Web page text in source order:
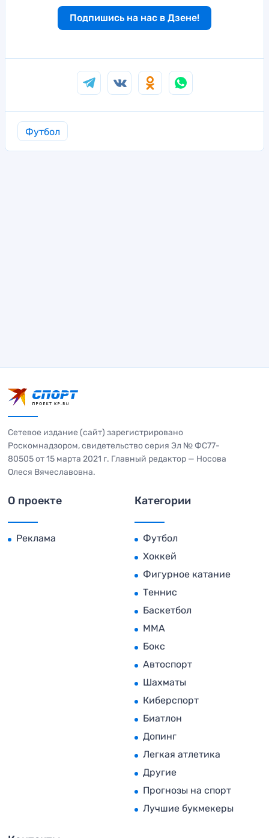
Подпишись на нас в Дзене!
Футбол
Сетевое издание (сайт) зарегистрировано
Роскомнадзором, свидетельство серия Эл № ФС77-
80505 от 15 марта 2021 г. Главный редактор — Носова
Олеся Вячеславовна.
О проекте
Реклама
Категории
Футбол
Хоккей
Фигурное катание
Теннис
Баскетбол
MMA
Бокс
Автоспорт
Шахматы
Киберспорт
Биатлон
Допинг
Легкая атлетика
Другие
Прогнозы на спорт
Лучшие букмекеры